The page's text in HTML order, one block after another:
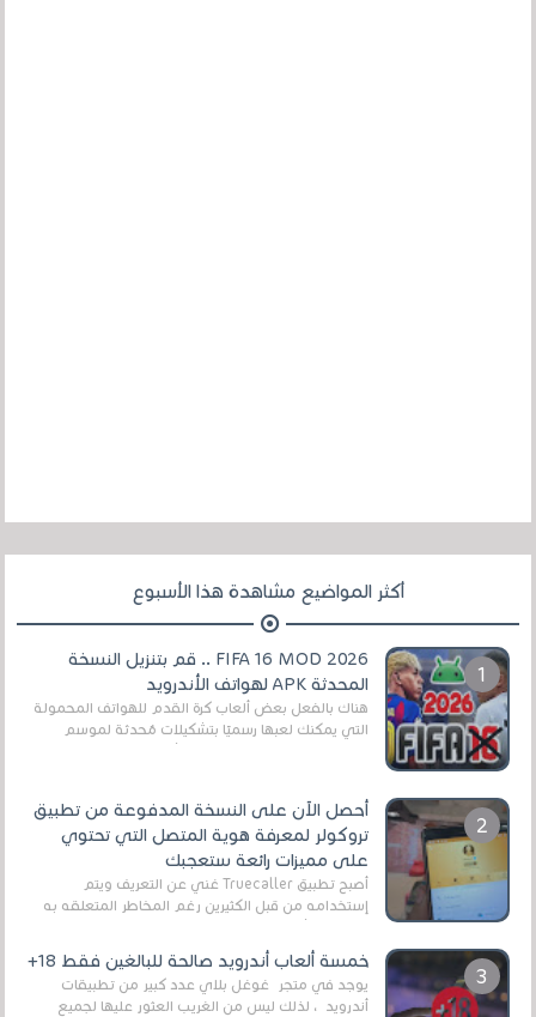
أكثر المواضيع مشاهدة هذا الأسبوع
FIFA 16 MOD 2026 .. قم بتنزيل النسخة
المحدثة APK لهواتف الأندرويد
هناك بالفعل بعض ألعاب كرة القدم للهواتف المحمولة
التي يمكنك لعبها رسميًا بتشكيلات مُحدثة لموسم
أحصل الآن على النسخة المدفوعة من تطبيق
تروكولر لمعرفة هوية المتصل التي تحتوي
على مميزات رائعة ستعجبك
أصبح تطبيق Truecaller غني عن التعريف ويتم
إستخدامه من قبل الكثيرين رغم المخاطر المتعلقه به
خمسة ألعاب أندرويد صالحة للبالغين فقط 18+
يوجد في متجر غوغل بلاي عدد كبير من تطبيقات
أندرويد ، لذلك ليس من الغريب العثور عليها لجميع